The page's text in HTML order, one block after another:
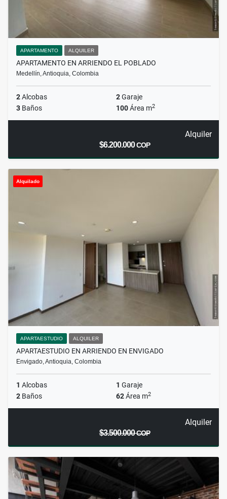
APARTAMENTO ALQUILER
APARTAMENTO EN ARRIENDO EL POBLADO
Medellín, Antioquia, Colombia
2Alcobas 2Garaje
3 Baños 100Área m2
Alquiler
$6.200.000COP
Alquilado
APARTAESTUDIO ALQUILER
APARTAESTUDIO EN ARRIENDO EN ENVIGADO
Envigado, Antioquia, Colombia
1 Alcobas 1 Garaje
2 Baños 62Área m2
Alquiler
$3.500.000COP